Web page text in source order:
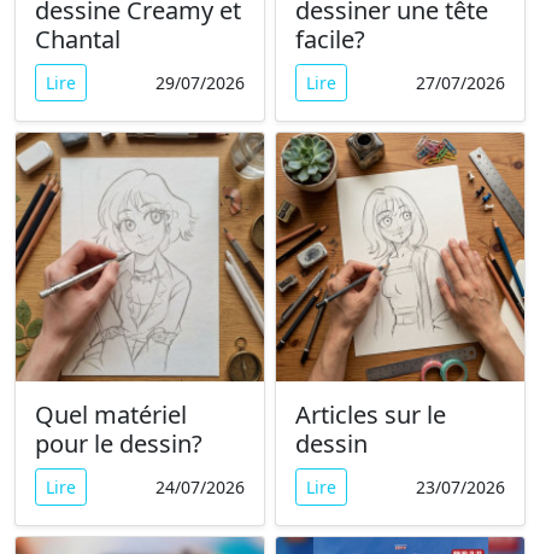
dessine Creamy et
Chantal
Lire 29/07/2026
dessiner une tête
facile?
Lire 27/07/2026
Quel matériel
pour le dessin?
Lire 24/07/2026
Articles sur le
dessin
Lire 23/07/2026